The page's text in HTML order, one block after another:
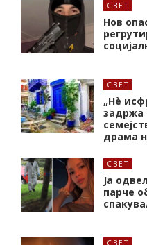
СВЕТ
Нов
СВЕТ
„Нѐ
задржа
драма
СВЕТ
Ја
парче
СВЕТ